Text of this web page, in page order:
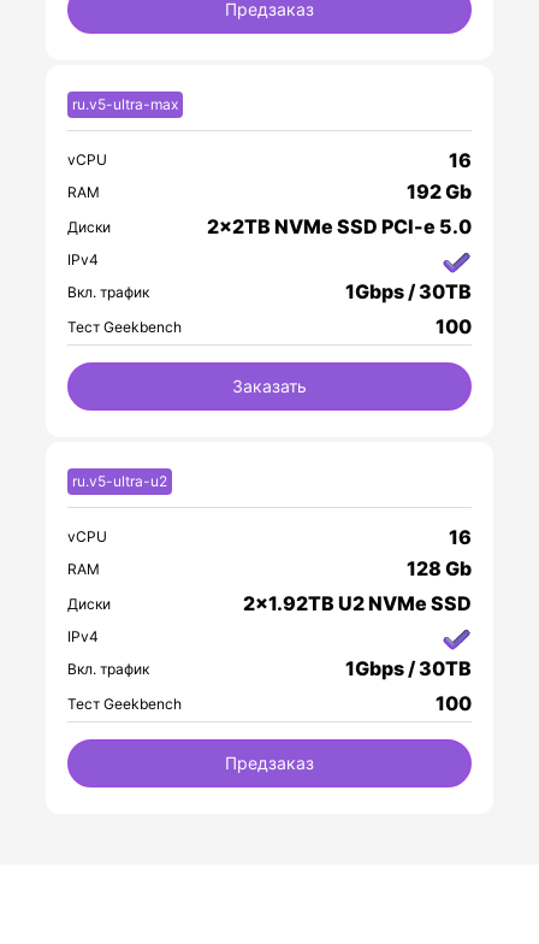
Предзаказ
ru.v5-ultra-max
vCPU 16
RAM 192 Gb
Диски 2x2TB NVMe SSD PCI-e 5.0
IPv4
Вкл. трафик
1Gbps / 30TB
Тест Geekbench 100
Заказать
ru.v5-ultra-u2
vCPU 16
RAM 128 Gb
Диски 2x1.92TB U2 NVMe SSD
IPv4
Вкл. трафик
1Gbps / 30TB
Тест Geekbench 100
Предзаказ